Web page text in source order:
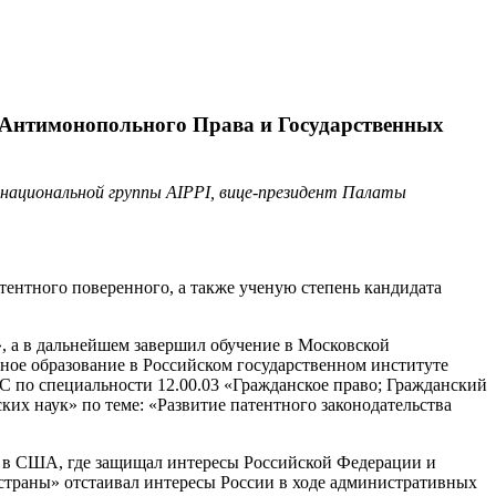
Права и Государственных
группы AIPPI, вице-президент Палаты
поверенного, а также ученую степень кандидата
в дальнейшем завершил обучение в Московской
образование в Российском государственном институте
специальности 12.00.03 «Гражданское право; Гражданский
наук» по теме: «Развитие патентного законодательства
в США, где защищал интересы Российской Федерации и
отстаивал интересы России в ходе административных